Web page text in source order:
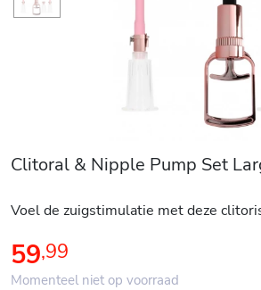
Clitoral & Nipple Pump Set
Voel de zuigstimulatie met deze
59,99
Momenteel niet op voorraad